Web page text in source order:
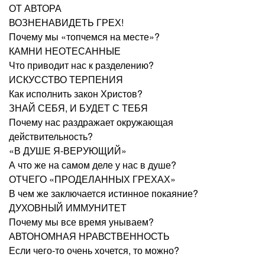
ОТ АВТОРА
ВОЗНЕНАВИДЕТЬ ГРЕХ!
Почему мы «топчемся на месте»?
КАМНИ НЕОТЕСАННЫЕ
Что приводит нас к разделению?
ИСКУССТВО ТЕРПЕНИЯ
Как исполнить закон Христов?
ЗНАЙ СЕБЯ, И БУДЕТ С ТЕБЯ
Почему нас раздражает окружающая
действительность?
«В ДУШЕ Я-ВЕРУЮЩИЙ»
А что же на самом деле у нас в душе?
ОТЧЕГО «ПРОДЕЛАННЫХ ГРЕХАХ»
В чем же заключается истинное покаяние?
ДУХОВНЫЙ ИММУНИТЕТ
Почему мы все время унываем?
АВТОНОМНАЯ НРАВСТВЕННОСТЬ
Если чего-то очень хочется, то можно?